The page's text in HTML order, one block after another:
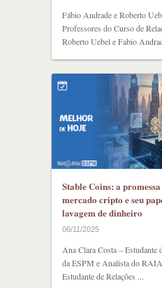
Fábio Andrade e Roberto
Professores do Curso de
Roberto Uebel e Fabio
Stable Coins: a
mercado cripto e seu
lavagem de dinheiro
06/11/2025
Ana Clara Costa – Estudante
da ESPM e Analista do
Estudante de Relações ...